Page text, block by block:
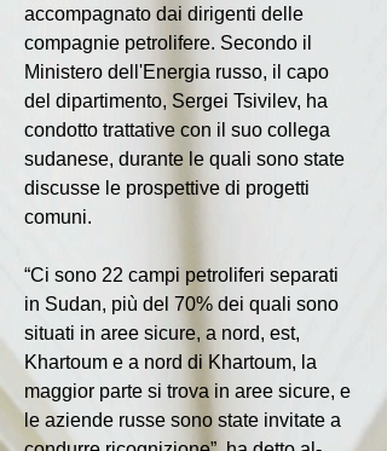
accompagnato dai dirigenti delle
compagnie petrolifere. Secondo il
Ministero dell'Energia russo, il capo
del dipartimento, Sergei Tsivilev, ha
condotto trattative con il suo collega
sudanese, durante le quali sono state
discusse le prospettive di progetti
comuni.
“Ci sono 22 campi petroliferi separati
in Sudan, più del 70% dei quali sono
situati in aree sicure, a nord, est,
Khartoum e a nord di Khartoum, la
maggior parte si trova in aree sicure, e
le aziende russe sono state invitate a